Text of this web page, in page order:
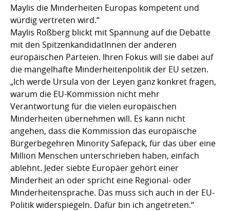
Maylis die Minderheiten Europas kompetent und
würdig vertreten wird.“
Maylis Roßberg blickt mit Spannung auf die Debatte
mit den SpitzenkandidatInnen der anderen
europäischen Parteien. Ihren Fokus will sie dabei auf
die mangelhafte Minderheitenpolitik der EU setzen.
„Ich werde Ursula von der Leyen ganz konkret fragen,
warum die EU-Kommission nicht mehr
Verantwortung für die vielen europäischen
Minderheiten übernehmen will. Es kann nicht
angehen, dass die Kommission das europäische
Bürgerbegehren Minority Safepack, für das über eine
Million Menschen unterschrieben haben, einfach
ablehnt. Jeder siebte Europäer gehört einer
Minderheit an oder spricht eine Regional- oder
Minderheitensprache. Das muss sich auch in der EU-
Politik widerspiegeln. Dafür bin ich angetreten.“